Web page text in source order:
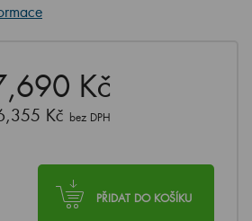
Kč
Kč bez DPH
PŘIDAT DO KOŠÍKU